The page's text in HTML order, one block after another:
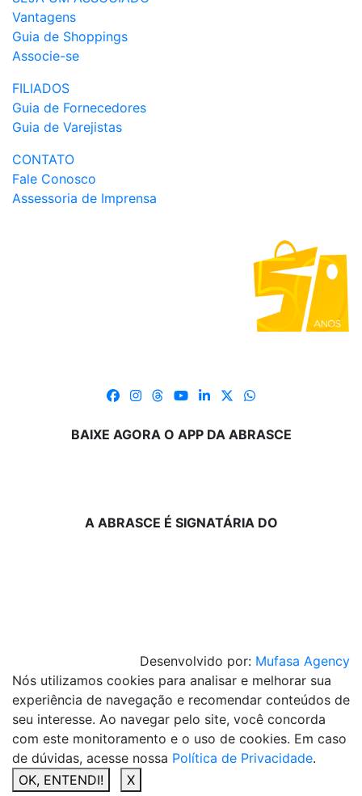
Vantagens
Guia de Shoppings
Associe-se
FILIADOS
Guia de Fornecedores
Guia de Varejistas
CONTATO
Fale Conosco
Assessoria de Imprensa
BAIXE AGORA O APP DA ABRASCE
A ABRASCE É SIGNATÁRIA DO
Desenvolvido por: Mufasa Agency
Nós utilizamos cookies para analisar e melhorar sua
experiência de navegação e recomendar conteúdos de
seu interesse. Ao navegar pelo site, você concorda
com este monitoramento e o uso de cookies. Em caso
de dúvidas, acesse nossa Política de Privacidade.
OK, ENTENDI!
X